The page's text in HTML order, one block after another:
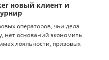
новый клиент и
операторов, чьи дела
нет оснований экономить
лояльности, призовых